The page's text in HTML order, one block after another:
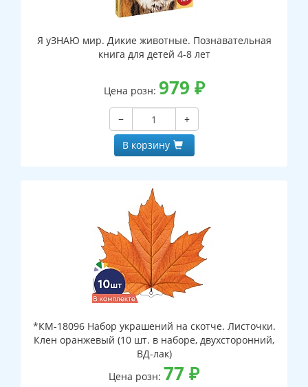
Я уЗНАЮ мир. Дикие животные. Познавательная
книга для детей 4-8 лет
Цена розн: 979 ₽
−
+
В корзину
*КМ-18096 Набор украшений на скотче. Листочки.
Клен оранжевый (10 шт. в наборе, двухсторонний,
ВД-лак)
Цена розн: 77 ₽